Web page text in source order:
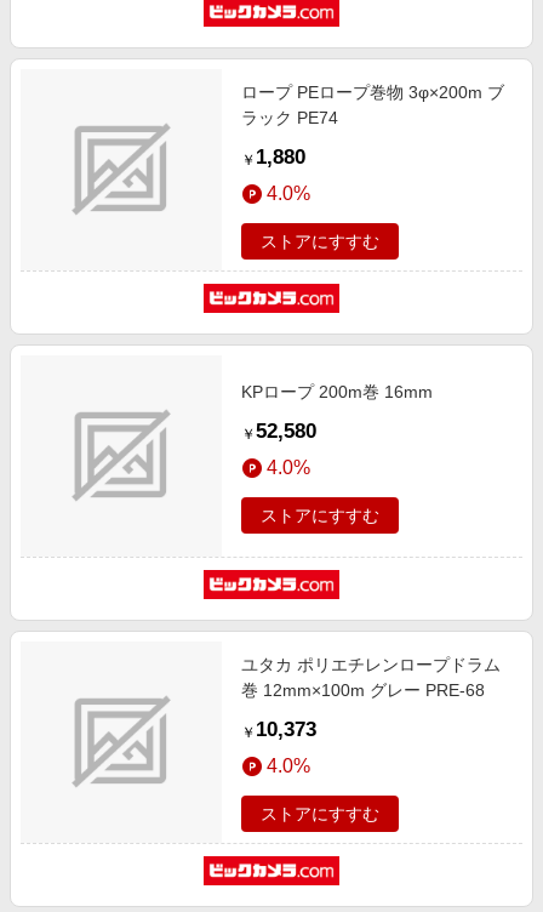
ロープ PEロープ巻物 3φ×200m ブ
ラック PE74
￥ 1,880
4.0%
ストアにすすむ
KPロープ 200m巻 16mm
￥ 52,580
4.0%
ストアにすすむ
ユタカ ポリエチレンロープドラム
巻 12mm×100m グレー PRE-68
￥ 10,373
4.0%
ストアにすすむ